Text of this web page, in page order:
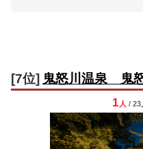
[7位] 鬼怒川温泉 鬼
1 人 / 23